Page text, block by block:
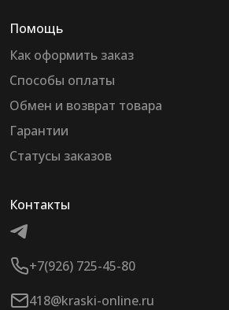
Помощь
Как оформить заказ
Способы оплаты
Обмен и возврат товара
Гарантии
Статусы заказов
Контакты
+7(926) 725-45-80
418@kraski-online.ru